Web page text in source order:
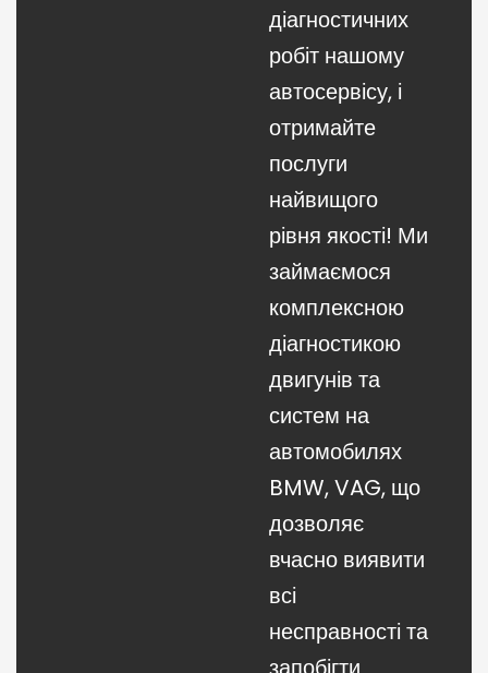
діагностичних
робіт нашому
автосервісу, і
отримайте
послуги
найвищого
рівня якості! Ми
займаємося
комплексною
діагностикою
двигунів та
систем на
автомобилях
BMW, VAG, що
дозволяє
вчасно виявити
всі
несправності та